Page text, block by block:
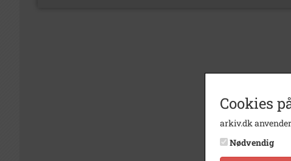
Cookies
arkiv.dk
Nødvendig